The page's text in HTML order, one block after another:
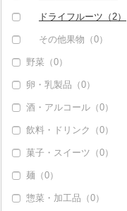
ドライフルーツ（2）
干し柿（2）
干し芋（0）
その他ドライフルーツ
その他果物（0）
野菜（0）
卵・乳製品（0）
酒・アルコール（0）
飲料・ドリンク（0）
菓子・スイーツ（0）
麺（0）
惣菜・加工品（0）